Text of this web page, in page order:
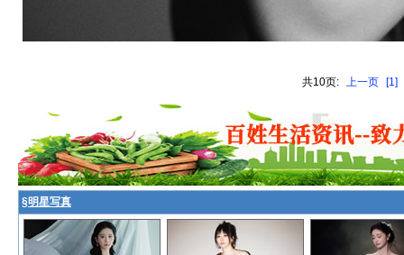
共10页: 上一页 [1]
§明星写真